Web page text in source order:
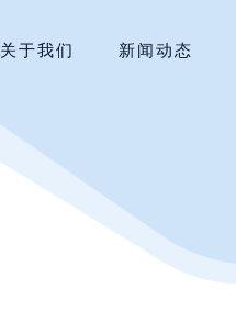
关于我们 新闻动态